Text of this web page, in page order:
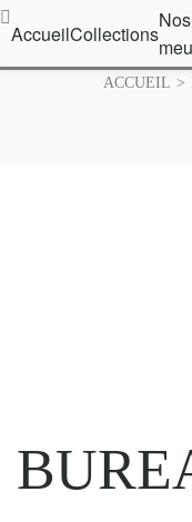
AccueilCollections
Nos
ACCUEIL >
Nos
Tissus
Nous
contacter